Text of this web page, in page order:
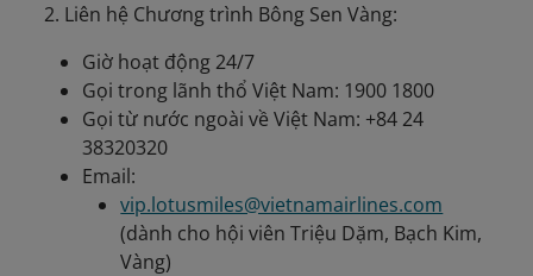
2. Liên hệ Chương trình Bông Sen Vàng:
Giờ hoạt động 24/7
Gọi trong lãnh thổ Việt Nam: 1900 1800
Gọi từ nước ngoài về Việt Nam: +84 24
38320320
Email:
vip.lotusmiles@vietnamairlines.com
(dành cho hội viên Triệu Dặm, Bạch Kim,
Vàng)